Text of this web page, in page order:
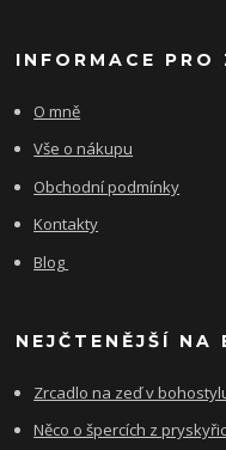
INFORMACE PRO
O mně
Vše o nákupu
Obchodní podmínky
Kontakty
Blog
NEJČTENĚJŠÍ NA
Zrcadlo na zeď v
Něco o špercích z